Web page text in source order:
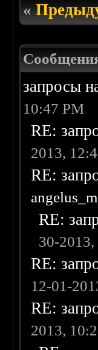
«
запросы
10:47 PM
RE:
2013,
RE:
RE:
30-
RE:
12-01-
RE:
2013,